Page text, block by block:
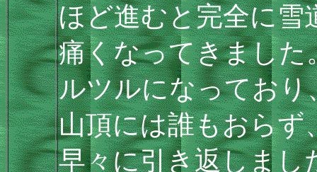
ほど進むと完全に雪
痛くなってきました
ルツルになっており
山頂には誰もおらず
早々に引き返しまし